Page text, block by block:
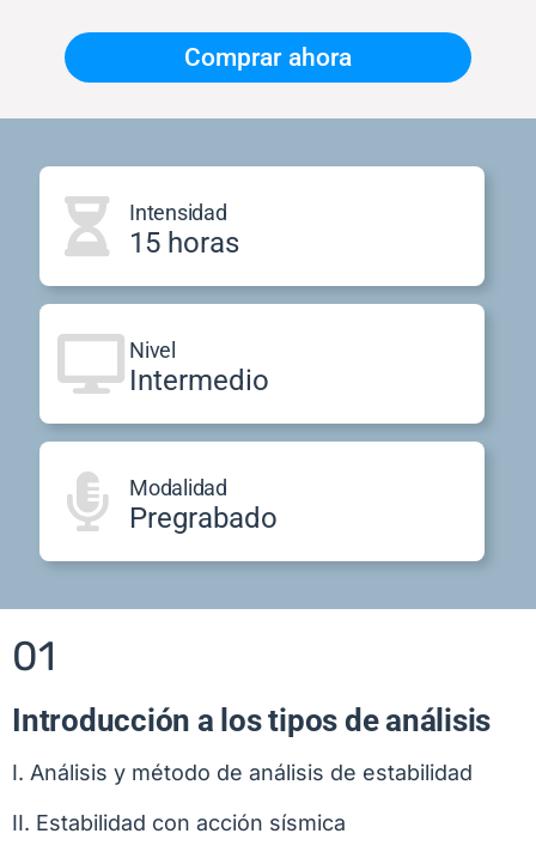
Comprar ahora
Intensidad
15 horas
Nivel
Intermedio
Modalidad
Pregrabado
01
Introducción a los tipos de análisis
I. Análisis y método de análisis de estabilidad
II. Estabilidad con acción sísmica